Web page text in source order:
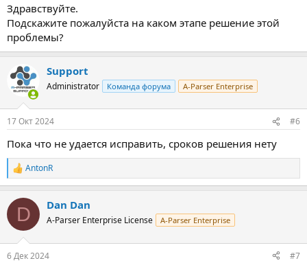
Здравствуйте.
Подскажите пожалуйста на каком этапе решение этой
проблемы?
Support
Administrator Команда форума A-Parser Enterprise
17 Окт 2024 #6
Пока что не удается исправить, сроков решения нету
Р
е
к
и
AntonR
D Dan Dan
A-Parser Enterprise License A-Parser Enterprise
6 Дек 2024 #7